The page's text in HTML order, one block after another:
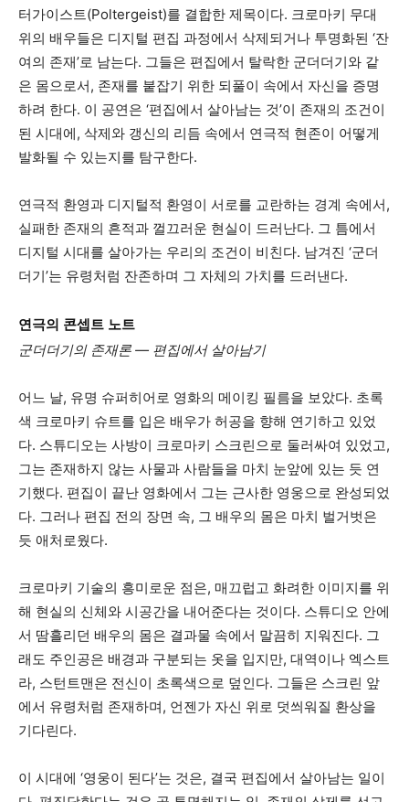
터가이스트(Poltergeist)를 결합한 제목이다. 크로마키 무대
위의 배우들은 디지털 편집 과정에서 삭제되거나 투명화된 ‘잔
여의 존재’로 남는다. 그들은 편집에서 탈락한 군더더기와 같
은 몸으로서, 존재를 붙잡기 위한 되풀이 속에서 자신을 증명
하려 한다. 이 공연은 ‘편집에서 살아남는 것’이 존재의 조건이
된 시대에, 삭제와 갱신의 리듬 속에서 연극적 현존이 어떻게
발화될 수 있는지를 탐구한다.
연극적 환영과 디지털적 환영이 서로를 교란하는 경계 속에서,
실패한 존재의 흔적과 껄끄러운 현실이 드러난다. 그 틈에서
디지털 시대를 살아가는 우리의 조건이 비친다. 남겨진 ‘군더
더기’는 유령처럼 잔존하며 그 자체의 가치를 드러낸다.
연극의 콘셉트 노트
군더더기의 존재론 ― 편집에서 살아남기
어느 날, 유명 슈퍼히어로 영화의 메이킹 필름을 보았다. 초록
색 크로마키 슈트를 입은 배우가 허공을 향해 연기하고 있었
다. 스튜디오는 사방이 크로마키 스크린으로 둘러싸여 있었고,
그는 존재하지 않는 사물과 사람들을 마치 눈앞에 있는 듯 연
기했다. 편집이 끝난 영화에서 그는 근사한 영웅으로 완성되었
다. 그러나 편집 전의 장면 속, 그 배우의 몸은 마치 벌거벗은
듯 애처로웠다.
크로마키 기술의 흥미로운 점은, 매끄럽고 화려한 이미지를 위
해 현실의 신체와 시공간을 내어준다는 것이다. 스튜디오 안에
서 땀흘리던 배우의 몸은 결과물 속에서 말끔히 지워진다. 그
래도 주인공은 배경과 구분되는 옷을 입지만, 대역이나 엑스트
라, 스턴트맨은 전신이 초록색으로 덮인다. 그들은 스크린 앞
에서 유령처럼 존재하며, 언젠가 자신 위로 덧씌워질 환상을
기다린다.
이 시대에 ‘영웅이 된다’는 것은, 결국 편집에서 살아남는 일이